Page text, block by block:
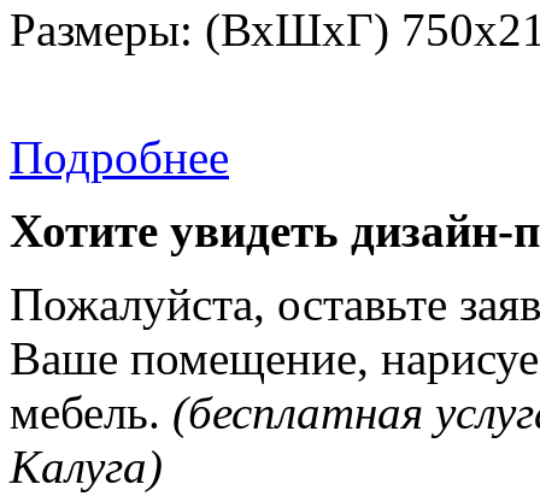
Размеры: (ВхШхГ)
Подробнее
Хотите увидеть дизайн-
Пожалуйста, оставьте
Ваше помещение,
мебель. (бесплатная
Калуга)